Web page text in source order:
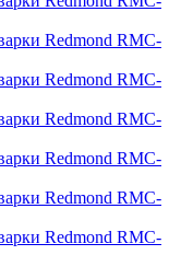
Redmond RMC-
Redmond RMC-
Redmond RMC-
Redmond RMC-
Redmond RMC-
Redmond RMC-